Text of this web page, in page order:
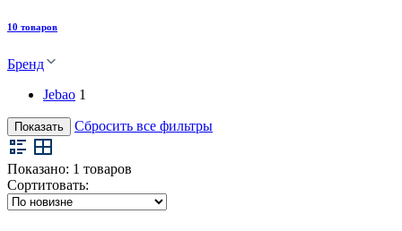
10 товаров
Бренд
Jebao 1
Показать Сбросить все фильтры
Показано: 1 товаров
Сортитовать: